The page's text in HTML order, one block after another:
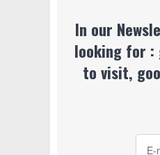
In our
looking for
to visit,